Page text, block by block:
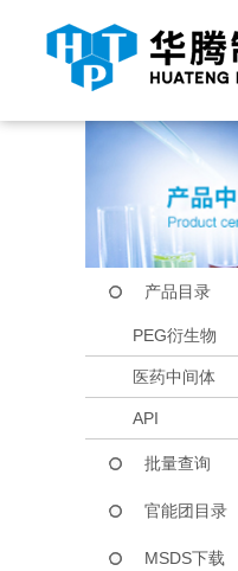
当前位置： 首页
产品目录
PEG衍生物
医药中间体
API
批量查询
官能团目录
MSDS下载